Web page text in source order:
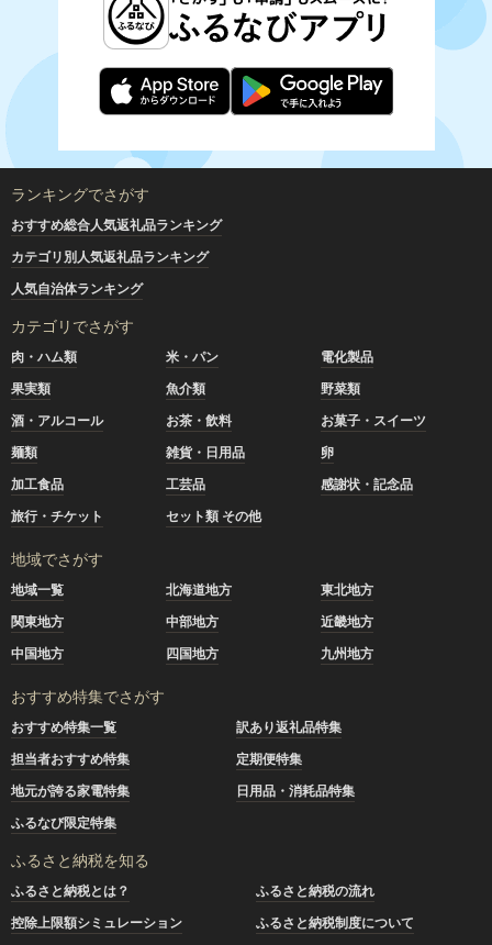
ランキングでさがす
おすすめ総合人気返礼品ランキング
カテゴリ別人気返礼品ランキング
人気自治体ランキング
カテゴリでさがす
肉・ハム類 米・パン
電化製品
果実類
魚介類
野菜類
酒・アルコール
お茶・飲料
お菓子・スイーツ
麺類
雑貨・日用品
卵
加工食品
工芸品
感謝状・記念品
旅行・チケット
セット類 その他
地域でさがす
地域一覧 北海道地方
東北地方
関東地方
中部地方
近畿地方
中国地方
四国地方 九州地方
おすすめ特集でさがす
おすすめ特集一覧
訳あり返礼品特集
担当者おすすめ特集
定期便特集
地元が誇る家電特集
日用品・消耗品特集
ふるなび限定特集
ふるさと納税を知る
ふるさと納税とは？
ふるさと納税の流れ
控除上限額シミュレーション
ふるさと納税制度について